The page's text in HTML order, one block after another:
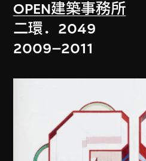
OPEN建築事務所
二環．2049
2009–2011